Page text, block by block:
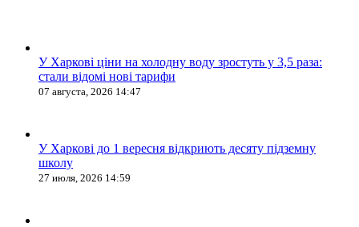
У Харкові ціни на холодну воду зростуть у 3,5 раза:
стали відомі нові тарифи
07 августа, 2026 14:47
У Харкові до 1 вересня відкриють десяту підземну
школу
27 июля, 2026 14:59